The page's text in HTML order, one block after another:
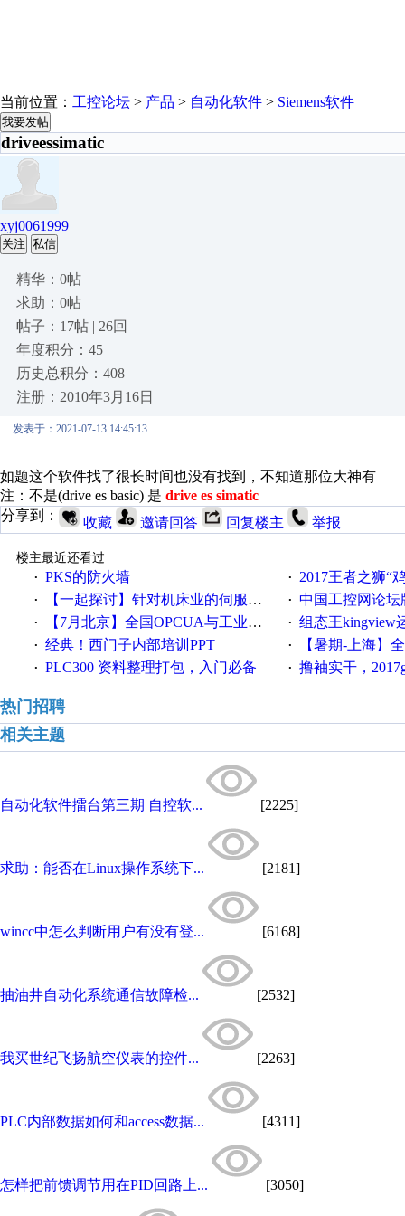
当前位置： 工控论坛 > 产品 > 自动化软件 > Siemens软件
我要发帖
driveessimatic
xyj0061999
关注 私信
精华：0帖
求助：0帖
帖子：17帖 | 26回
年度积分：45
历史总积分：408
注册：2010年3月16日
发表于：2021-07-13 14:45:13
如题这个软件找了很长时间也没有找到，不知道那位大神有
注：不是(drive es basic) 是 drive es simatic
分享到：
收藏 邀请回答 回复楼主 举报
楼主最近还看过
· PKS的防火墙 · 2017王者之狮“鸡”情签到
· 【一起探讨】针对机床业的伺服系统发展，您的期望是什么？ · 中国工控网论坛版
· 【7月北京】全国OPCUA与工业互联技术培训班通知！ · 组态王kingview
· 经典！西门子内部培训PPT · 【暑期-上海】全国工业
· PLC300 资料整理打包，入门必备 · 撸袖实干，2017gongkong®第
热门招聘
相关主题
自动化软件擂台第三期 自控软... [2225]
求助：能否在Linux操作系统下... [2181]
wincc中怎么判断用户有没有登... [6168]
抽油井自动化系统通信故障检... [2532]
我买世纪飞扬航空仪表的控件... [2263]
PLC内部数据如何和access数据... [4311]
怎样把前馈调节用在PID回路上... [3050]